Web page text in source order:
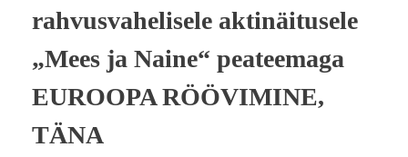
rahvusvahelisele aktinäitusele
„Mees ja Naine“ peateemaga
EUROOPA RÖÖVIMINE,
TÄNA